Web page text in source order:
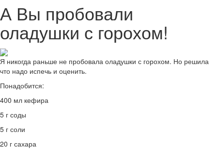
А Вы пробовали
оладушки с горохом!
Я никогда раньше не пробовала оладушки с горохом. Но решила
что надо испечь и оценить.
Понадобится:
400 мл кефира
5 г соды
5 г соли
20 г сахара